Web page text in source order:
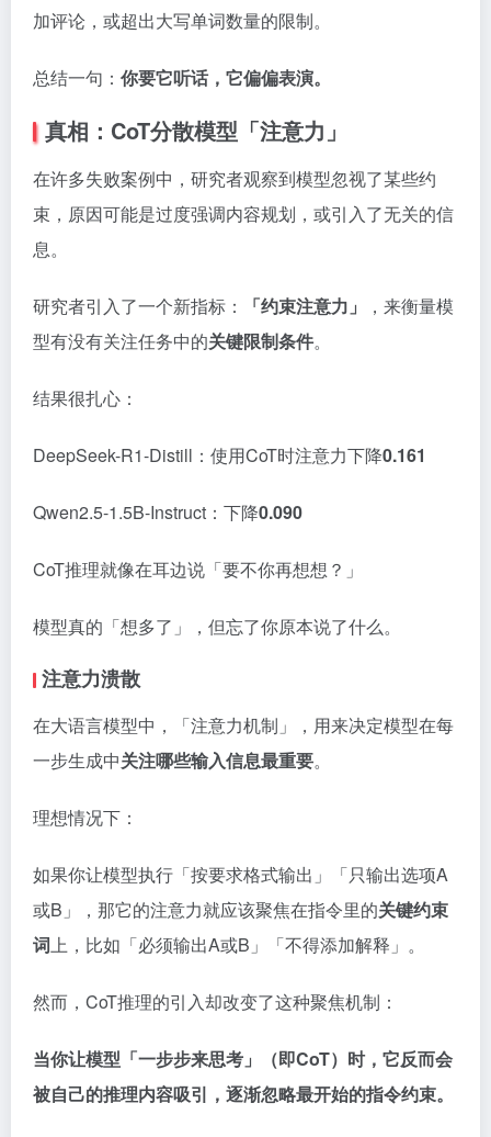
加评论，或超出大写单词数量的限制。
总结一句： 你要它听话，它偏偏表演。
真相：CoT分散模型「注意力」
在许多失败案例中，研究者观察到模型忽视了某些约
束，原因可能是过度强调内容规划，或引入了无关的信
息。
研究者引入了一个新指标： 「约束注意力」
，来衡量模
型有没有关注任务中的关键限制条件。
结果很扎心：
DeepSeek-R1-Distill：使用CoT时注意力下降0.161
Qwen2.5-1.5B-Instruct：下降0.090
CoT推理就像在耳边说「要不你再想想？」
模型真的「想多了」，但忘了你原本说了什么。
注意力溃散
在大语言模型中，「注意力机制」，用来决定模型在每
一步生成中关注哪些输入信息最重要。
理想情况下：
如果你让模型执行「按要求格式输出」「只输出选项A
或B」，那它的注意力就应该聚焦在指令里的关键约束
词上，比如「必须输出A或B」「不得添加解释」。
然而，CoT推理的引入却改变了这种聚焦机制：
当你让模型「一步步来思考」（即CoT）时，它反而会
被自己的推理内容吸引，逐渐忽略最开始的指令约束。